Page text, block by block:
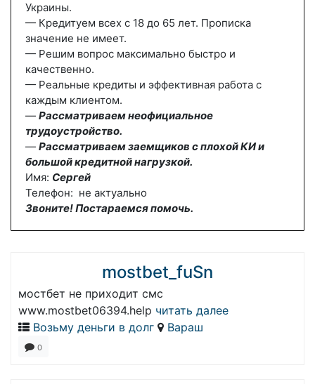
Украины.
— Кредитуем всех с 18 до 65 лет. Прописка
значение не имеет.
— Решим вопрос максимально быстро и
качественно.
— Реальные кредиты и эффективная работа с
каждым клиентом.
— Рассматриваем неофициальное
трудоустройство.
— Рассматриваем заемщиков с плохой КИ и
большой кредитной нагрузкой.
Имя: Сергей
Телефон: не актуально
Звоните! Постараемся помочь.
mostbet_fuSn
мостбет не приходит смс
www.mostbet06394.help читать далее
Возьму деньги в долг
Вараш
0